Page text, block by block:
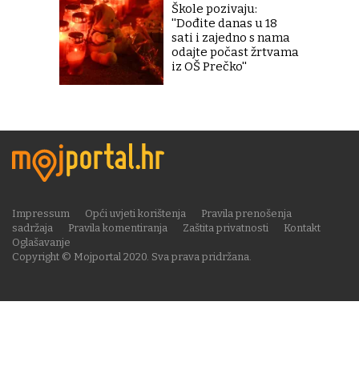
Škole pozivaju:
''Dođite danas u 18
sati i zajedno s nama
odajte počast žrtvama
iz OŠ Prečko''
Copyright © Mojportal 2020. Sva prava pridržana.
Impressum Opći uvjeti korištenja
Pravila prenošenja
sadržaja
Pravila komentiranja Zaštita privatnosti
Kontakt
Oglašavanje